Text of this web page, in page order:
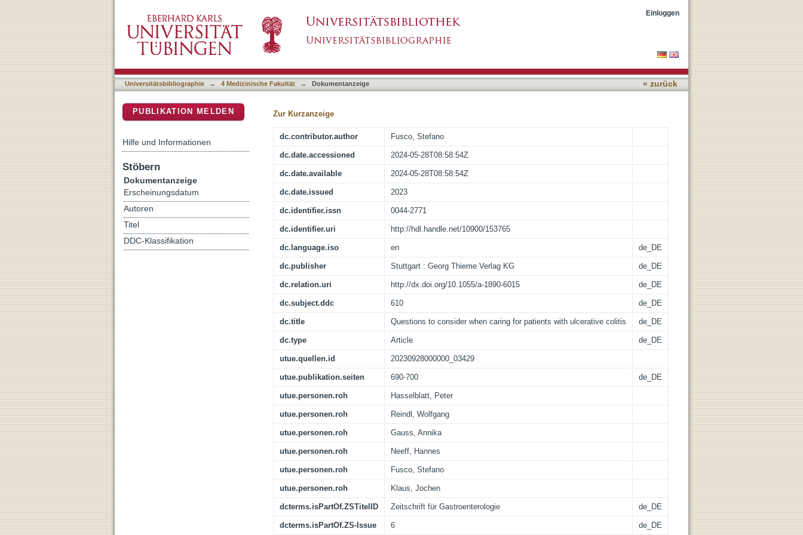
Einloggen
Universitätsbibliographie → 4 Medizinische Fakultät → Dokumentanzeige « zurück
Zur Kurzanzeige
dc.contributor.author Fusco, Stefano
dc.date.accessioned 2024-05-28T08:58:54Z
dc.date.available 2024-05-28T08:58:54Z
dc.date.issued 2023
dc.identifier.issn 0044-2771
dc.identifier.uri http://hdl.handle.net/10900/153765
dc.language.iso en de_DE
dc.publisher Stuttgart : Georg Thieme Verlag KG de_DE
dc.relation.uri http://dx.doi.org/10.1055/a-1890-6015 de_DE
dc.subject.ddc 610 de_DE
dc.title Questions to consider when caring for patients with ulcerative colitis de_DE
dc.type Article de_DE
utue.quellen.id 20230928000000_03429
utue.publikation.seiten 690-700 de_DE
utue.personen.roh Hasselblatt, Peter
utue.personen.roh Reindl, Wolfgang
utue.personen.roh Gauss, Annika
utue.personen.roh Neeff, Hannes
utue.personen.roh Fusco, Stefano
utue.personen.roh Klaus, Jochen
dcterms.isPartOf.ZSTitelID Zeitschrift für Gastroenterologie de_DE
dcterms.isPartOf.ZS-Issue 6 de_DE
PUBLIKATION MELDEN
Hilfe und Informationen
Stöbern
Dokumentanzeige
Erscheinungsdatum
Autoren
Titel
DDC-Klassifikation